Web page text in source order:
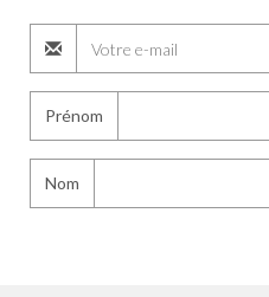
Prénom
Nom